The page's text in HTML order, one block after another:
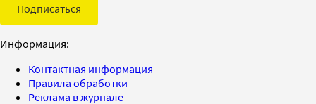
Подписаться
Информация:
Контактная информация
Правила обработки
Реклама в журнале